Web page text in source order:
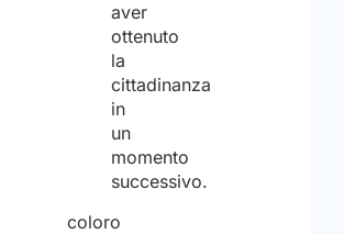
aver
ottenuto
la
cittadinanza
in
un
momento
successivo.
coloro